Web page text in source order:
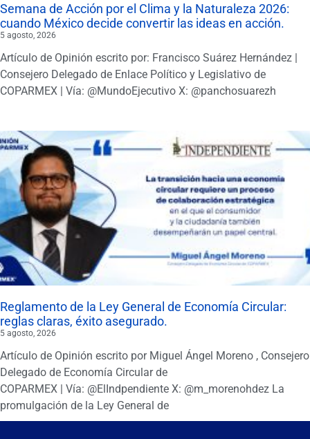
Semana de Acción por el Clima y la Naturaleza 2026:
cuando México decide convertir las ideas en acción.
5 agosto, 2026
Artículo de Opinión escrito por: Francisco Suárez Hernández |
Consejero Delegado de Enlace Político y Legislativo de
COPARMEX | Vía: @MundoEjecutivo X: @panchosuarezh
Reglamento de la Ley General de Economía Circular:
reglas claras, éxito asegurado.
5 agosto, 2026
Artículo de Opinión escrito por Miguel Ángel Moreno , Consejero
Delegado de Economía Circular de
COPARMEX | Vía: @ElIndpendiente X: @m_morenohdez La
promulgación de la Ley General de